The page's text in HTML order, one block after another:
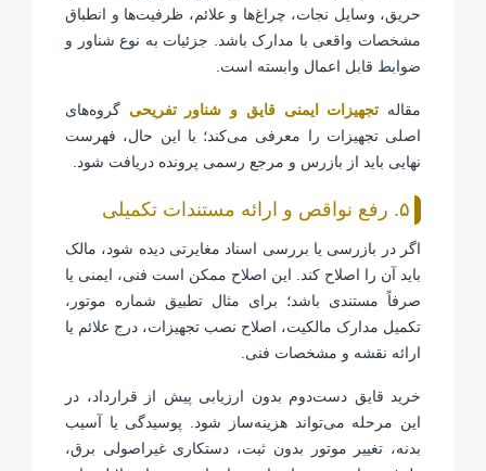
حریق، وسایل نجات، چراغ‌ها و علائم، ظرفیت‌ها و انطباق
مشخصات واقعی با مدارک باشد. جزئیات به نوع شناور و
ضوابط قابل اعمال وابسته است.
مقاله تجهیزات ایمنی قایق و شناور تفریحی گروه‌های
اصلی تجهیزات را معرفی می‌کند؛ با این حال، فهرست
نهایی باید از بازرس و مرجع رسمی پرونده دریافت شود.
۵. رفع نواقص و ارائه مستندات تکمیلی
اگر در بازرسی یا بررسی اسناد مغایرتی دیده شود، مالک
باید آن را اصلاح کند. این اصلاح ممکن است فنی، ایمنی یا
صرفاً مستندی باشد؛ برای مثال تطبیق شماره موتور،
تکمیل مدارک مالکیت، اصلاح نصب تجهیزات، درج علائم یا
ارائه نقشه و مشخصات فنی.
خرید قایق دست‌دوم بدون ارزیابی پیش از قرارداد، در
این مرحله می‌تواند هزینه‌ساز شود. پوسیدگی یا آسیب
بدنه، تغییر موتور بدون ثبت، دستکاری غیراصولی برق،